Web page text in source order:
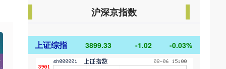
沪深京指数
上证综指 3899.33 -1.02 -0.03%